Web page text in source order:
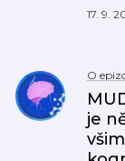
17. 9.
O
je